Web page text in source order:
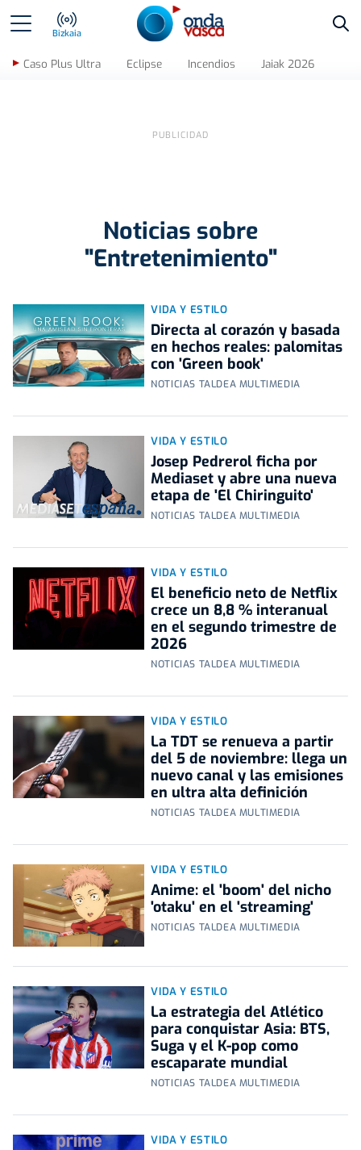
Bizkaia
Caso Plus Ultra Eclipse Incendios Jaiak 2026
Noticias sobre
"Entretenimiento"
VIDA Y ESTILO
Directa al corazón y basada
en hechos reales: palomitas
con 'Green book'
NOTICIAS TALDEA MULTIMEDIA
VIDA Y ESTILO
Josep Pedrerol ficha por
Mediaset y abre una nueva
etapa de 'El Chiringuito'
NOTICIAS TALDEA MULTIMEDIA
VIDA Y ESTILO
El beneficio neto de Netflix
crece un 8,8 % interanual
en el segundo trimestre de
2026
NOTICIAS TALDEA MULTIMEDIA
VIDA Y ESTILO
La TDT se renueva a partir
del 5 de noviembre: llega un
nuevo canal y las emisiones
en ultra alta definición
NOTICIAS TALDEA MULTIMEDIA
VIDA Y ESTILO
Anime: el 'boom' del nicho
'otaku' en el 'streaming'
NOTICIAS TALDEA MULTIMEDIA
VIDA Y ESTILO
La estrategia del Atlético
para conquistar Asia: BTS,
Suga y el K-pop como
escaparate mundial
NOTICIAS TALDEA MULTIMEDIA
VIDA Y ESTILO